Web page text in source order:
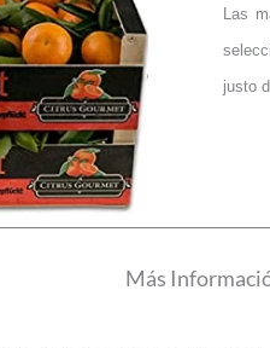
Las
justo
Más